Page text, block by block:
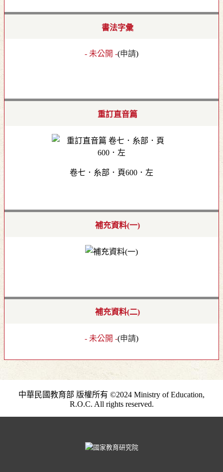
書法字彙
- 未公開 -(申請)
重訂直音篇
卷七．糸部．頁600．左
補充資料(一)
補充資料(二)
- 未公開 -(申請)
中華民國教育部 版權所有 ©2024 Ministry of Education,
R.O.C. All rights reserved.